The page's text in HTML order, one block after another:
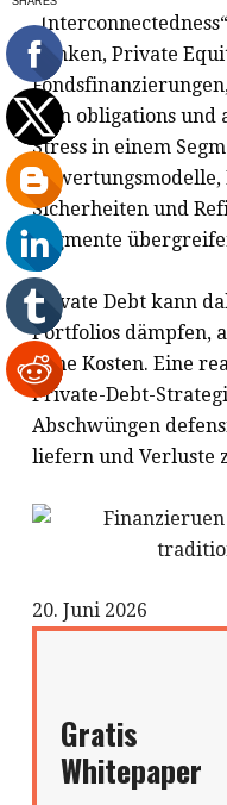
Banken, Private
loan obligations und
Stress in einem
Bewertungsmodelle,
Sicherheiten und
Segmente
Private Debt kann
Portfolios dämpfen,
ohne Kosten. Eine
Private-Debt-
Abschwüngen
liefern und Verluste
20. Juni 2026
Gratis
Whitepaper